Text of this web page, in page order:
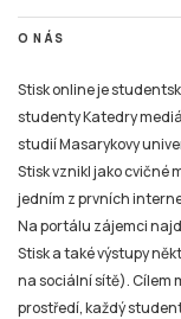
O NÁS
Stisk online je
studenty Katedry
studií Masarykovy
Stisk vznikl jako cvičné
jedním z prvních
Na portálu zájemci
Stisk a také výstupy
na sociální sítě). Cílem
prostředí, každý